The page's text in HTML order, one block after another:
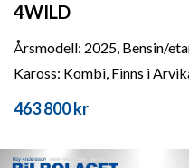
4WILD
Årsmodell: 2025, Bensin/
Kaross: Kombi, Finns i
463 800 kr